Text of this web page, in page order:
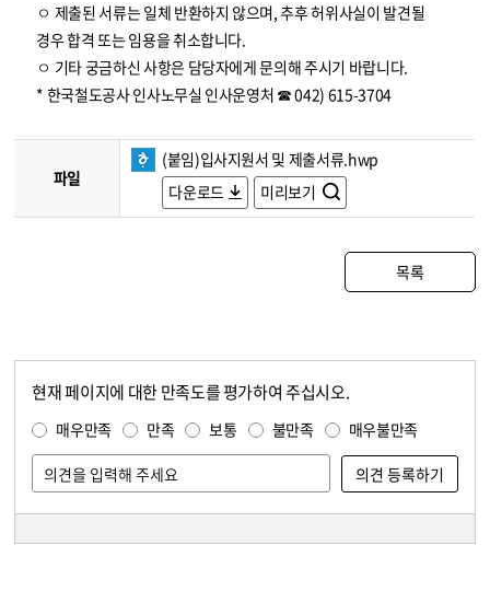
ㅇ 제출된 서류는 일체 반환하지 않으며, 추후 허위사실이 발견될
경우 합격 또는 임용을 취소합니다.
ㅇ 기타 궁금하신 사항은 담당자에게 문의해 주시기 바랍니다.
* 한국철도공사 인사노무실 인사운영처 ☎ 042) 615-3704
파일
(붙임)입사지원서 및 제출서류.hwp
다운로드
미리보기
목록
현재 페이지에 대한 만족도를 평가하여 주십시오.
매우만족 만족 보통 불만족 매우불만족